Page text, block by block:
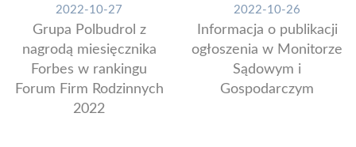
2022-10-27
Grupa Polbudrol z
nagrodą miesięcznika
Forbes w rankingu
Forum Firm Rodzinnych
2022
2022-10-26
Informacja o publikacji
ogłoszenia w Monitorze
Sądowym i
Gospodarczym